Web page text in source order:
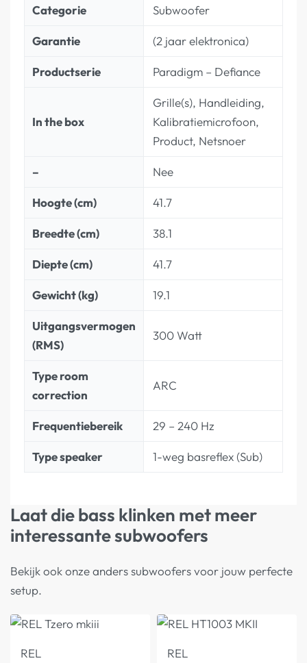
Categorie Subwoofer
Garantie (2 jaar elektronica)
Productserie Paradigm – Defiance
In the box
Grille(s), Handleiding,
Kalibratiemicrofoon,
Product, Netsnoer
– Nee
Hoogte (cm) 41.7
Breedte (cm) 38.1
Diepte (cm) 41.7
Gewicht (kg) 19.1
Uitgangsvermogen
(RMS)
300 Watt
Type room
correction
ARC
Frequentiebereik 29 – 240 Hz
Type speaker 1-weg basreflex (Sub)
Laat die bass klinken met meer
interessante subwoofers
Bekijk ook onze anders subwoofers voor jouw perfecte
setup.
REL REL